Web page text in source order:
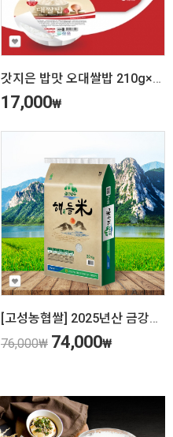
갓지은 밥맛 오대쌀밥 210g×12개입
17,000₩
[고성농협쌀] 2025년산 금강산수해앤들미 20kg (상등급) 당일도정
76,000₩ 74,000₩